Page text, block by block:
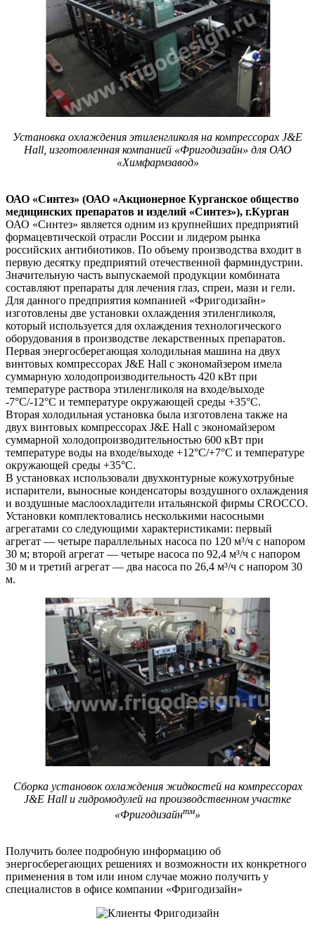
Установка охлаждения этиленгликоля на компрессорах J&E
Hall, изготовленная компанией «Фригодизайн» для ОАО
«Химфармзавод»
ОАО «Синтез» (ОАО «Акционерное Курганское общество
медицинских препаратов и изделий «Синтез»), г.Курган
ОАО «Синтез» является одним из крупнейших предприятий
формацевтической отрасли России и лидером рынка
российских антибиотиков. По объему производства входит в
первую десятку предприятий отечественной фарминдустрии.
Значительную часть выпускаемой продукции комбината
составляют препараты для лечения глаз, спреи, мази и гели.
Для данного предприятия компанией «Фригодизайн»
изготовлены две установки охлаждения этиленгликоля,
который используется для охлаждения технологического
оборудования в производстве лекарственных препаратов.
Первая энергосберегающая холодильная машина на двух
винтовых компрессорах J&E Hall с экономайзером имела
суммарную холодопроизводительность 420 кВт при
температуре раствора этиленгликоля на входе/выходе
-7°С/-12°С и температуре окружающей среды +35°С.
Вторая холодильная установка была изготовлена также на
двух винтовых компрессорах J&E Hall с экономайзером
суммарной холодопроизводительностью 600 кВт при
температуре воды на входе/выходе +12°С/+7°С и температуре
окружающей среды +35°С.
В установках использовали двухконтурные кожухотрубные
испарители, выносные конденсаторы воздушного охлаждения
и воздушные маслоохладители итальянской фирмы CROCCO.
Установки комплектовались несколькими насосными
агрегатами со следующими характеристиками: первый
агрегат — четыре параллельных насоса по 120 м³/ч с напором
30 м; второй агрегат — четыре насоса по 92,4 м³/ч с напором
30 м и третий агрегат — два насоса по 26,4 м³/ч с напором 30
м.
Сборка установок охлаждения жидкостей на компрессорах
J&E Hall и гидромодулей на производственном участке
«Фригодизайнтм»
Получить более подробную информацию об
энергосберегающих решениях и возможности их конкретного
применения в том или ином случае можно получить у
специалистов в офисе компании «Фригодизайн»